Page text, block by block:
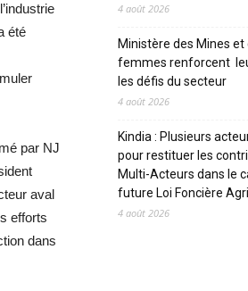
été
par NJ
aval
efforts
dans
4 août 2026
Ministère des Mines et
femmes renforcent
les défis du secteur
4 août 2026
Kindia : Plusieurs
pour restituer les
Multi-Acteurs dans le
future Loi Foncière
4 août 2026